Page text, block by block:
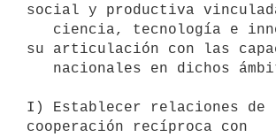
social y productiva
su articulación con las
I) Establecer relaciones de
cooperación recíproca con